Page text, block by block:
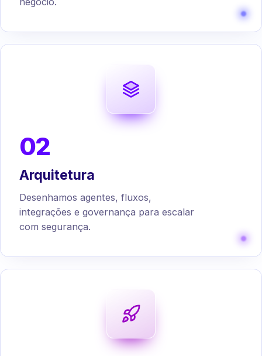
02
Arquitetura
Desenhamos agentes, fluxos,
integrações e governança para escalar
com segurança.